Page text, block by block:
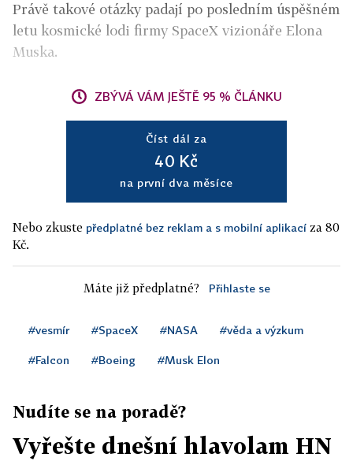
Právě takové otázky padají po posledním úspěšném
letu kosmické lodi firmy SpaceX vizionáře Elona
Muska.
ZBÝVÁ VÁM JEŠTĚ 95 % ČLÁNKU
Číst dál za
40 Kč
na první dva měsíce
Nebo zkuste předplatné bez reklam a s mobilní aplikací za 80
Kč.
Máte již předplatné? Přihlaste se
#vesmír #SpaceX #NASA #věda a výzkum
#Falcon #Boeing #Musk Elon
Nudíte se na poradě?
Vyřešte dnešní hlavolam HN